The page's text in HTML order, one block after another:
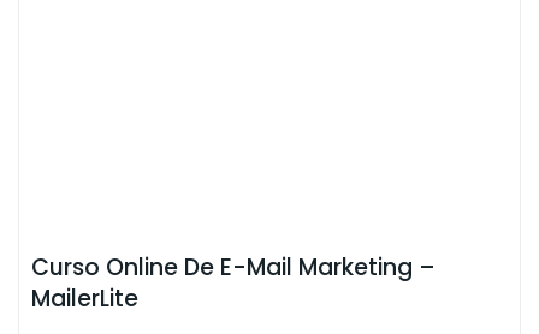
Curso Online De E-Mail Marketing –
MailerLite